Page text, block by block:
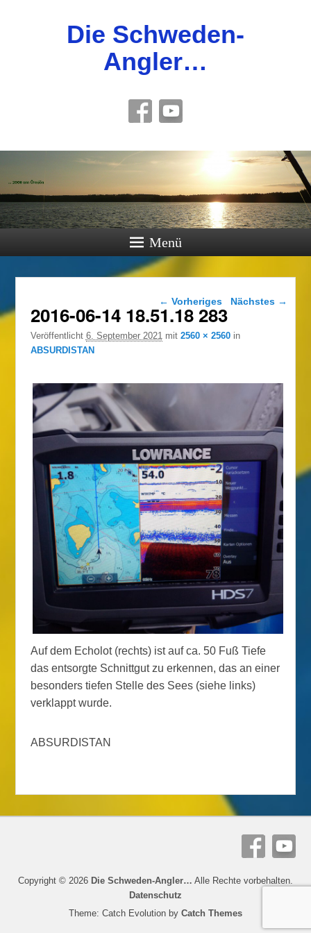
Die Schweden-
Angler…
Menü
Bilder-Navigation
← Vorheriges Nächstes →
2016-06-14 18.51.18 283
Veröffentlicht 6. September 2021mit 2560 × 2560in
ABSURDISTAN
Auf dem Echolot (rechts) ist auf ca. 50 Fuß Tiefe
das entsorgte Schnittgut zu erkennen, das an einer
besonders tiefen Stelle des Sees (siehe links)
verklappt wurde.
ABSURDISTAN
Copyright © 2026 Die Schweden-Angler… Alle Rechte vorbehalten.
Datenschutz
Theme: Catch Evolution by Catch Themes